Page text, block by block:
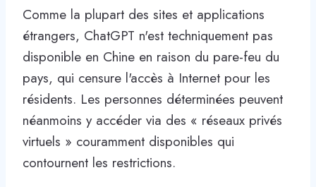
Comme la plupart des sites et applications
étrangers, ChatGPT n'est techniquement pas
disponible en Chine en raison du pare-feu du
pays, qui censure l'accès à Internet pour les
résidents. Les personnes déterminées peuvent
néanmoins y accéder via des « réseaux privés
virtuels » couramment disponibles qui
contournent les restrictions.